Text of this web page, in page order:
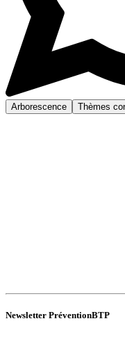
Arborescence Thèmes
Newsletter PréventionBTP